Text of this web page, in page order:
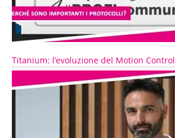
Titanium: l’evoluzione del Motion Control